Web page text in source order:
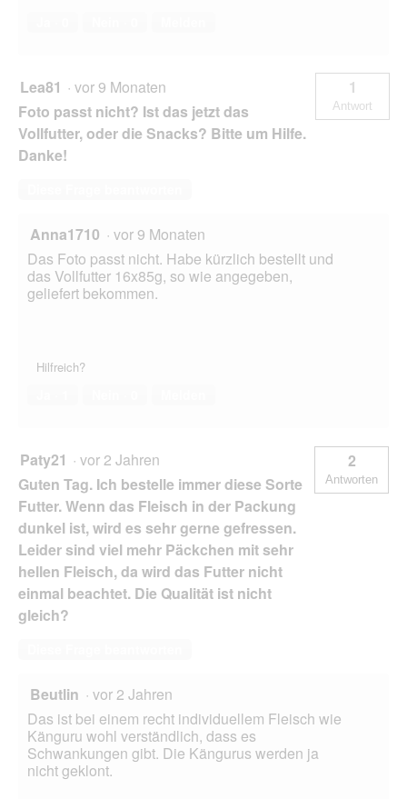
Lea81 · vor 9 Monaten
Foto passt nicht? Ist das jetzt das
Vollfutter, oder die Snacks? Bitte um Hilfe.
Danke!
1
Antwort
Anna1710 · vor 9 Monaten
Das Foto passt nicht. Habe kürzlich bestellt und
das Vollfutter 16x85g, so wie angegeben,
geliefert bekommen.
Hilfreich?
Paty21 · vor 2 Jahren
Guten Tag. Ich bestelle immer diese Sorte
Futter. Wenn das Fleisch in der Packung
dunkel ist, wird es sehr gerne gefressen.
Leider sind viel mehr Päckchen mit sehr
hellen Fleisch, da wird das Futter nicht
einmal beachtet. Die Qualität ist nicht
gleich?
2
Antworten
Beutlin · vor 2 Jahren
Das ist bei einem recht individuellem Fleisch wie
Känguru wohl verständlich, dass es
Schwankungen gibt. Die Kängurus werden ja
nicht geklont.